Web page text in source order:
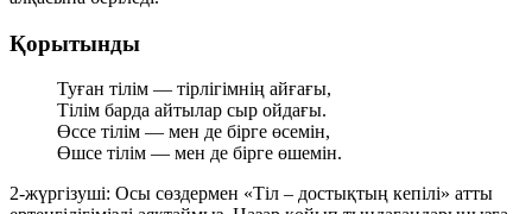
Қорытынды
Туған тілім — тірлігімнің айғағы,
Тілім барда айтылар сыр ойдағы.
Өссе тілім — мен де бірге өсемін,
Өшсе тілім — мен де бірге өшемін.
2-жүргізуші: Осы сөздермен «Тіл – достықтың кепілі» атты